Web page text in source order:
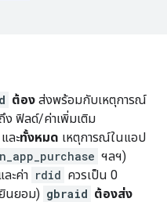
ต้อง ส่งพร้อมกับเหตุการณ์
ง ฟิลด์/ค่าเพิ่มเติม
และทั้งหมด เหตุการณ์ในแอป
ฯลฯ)
ละค่า rdid ควรเป็น 0
นยอม) gbraid ต้องส่ง